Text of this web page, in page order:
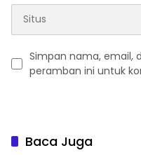
Simpan nama, email,
peramban ini untuk
Baca Juga